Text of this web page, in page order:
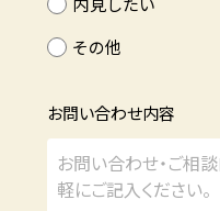
その他
お問い合わせ内容